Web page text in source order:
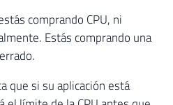
comprando CPU, ni
Estás comprando una
que si su aplicación está